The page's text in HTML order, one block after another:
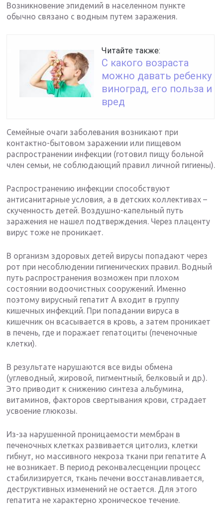
Возникновение эпидемий в населенном пункте
обычно связано с водным путем заражения.
Читайте также:
С какого возраста
можно давать ребенку
виноград, его польза и
вред
Семейные очаги заболевания возникают при
контактно-бытовом заражении или пищевом
распространении инфекции (готовил пищу больной
член семьи, не соблюдающий правил личной гигиены).
Распространению инфекции способствуют
антисанитарные условия, а в детских коллективах –
скученность детей. Воздушно-капельный путь
заражения не нашел подтверждения. Через плаценту
вирус тоже не проникает.
В организм здоровых детей вирусы попадают через
рот при несоблюдении гигиенических правил. Водный
путь распространения возможен при плохом
состоянии водоочистных сооружений. Именно
поэтому вирусный гепатит А входит в группу
кишечных инфекций. При попадании вируса в
кишечник он всасывается в кровь, а затем проникает
в печень, где и поражает гепатоциты (печеночные
клетки).
В результате нарушаются все виды обмена
(углеводный, жировой, пигментный, белковый и др.).
Это приводит к снижению синтеза альбумина,
витаминов, факторов свертывания крови, страдает
усвоение глюкозы.
Из-за нарушенной проницаемости мембран в
печеночных клетках развивается цитолиз, клетки
гибнут, но массивного некроза ткани при гепатите А
не возникает. В период реконвалесценции процесс
стабилизируется, ткань печени восстанавливается,
деструктивных изменений не остается. Для этого
гепатита не характерно хроническое течение.